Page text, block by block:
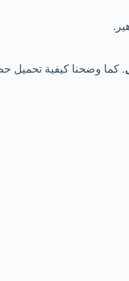
. كما وضحنا كيفية تحميل